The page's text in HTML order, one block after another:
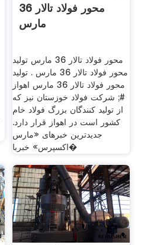
محور فولاد تالار 36
مارس
محور فولاد تالار 36 مارس تولید
محور فولاد تالار 36 مارس . تولید
محور فولاد تالار 36 مارس اهواز
#; شرکت فولاد خوزستان نیز که
از تولید کنندگان بزرگ فولاد خام
کشور است در اهواز قرار دارد.
جدیدترین خبرهای «مارس
اکسپرس» خبربا�